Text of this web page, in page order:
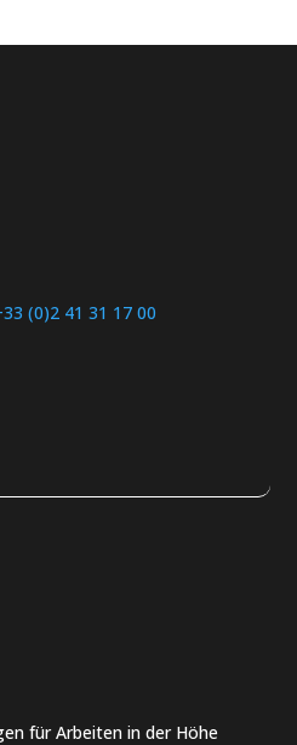
(0)2 41 31 17 00
für Arbeiten in der Höhe